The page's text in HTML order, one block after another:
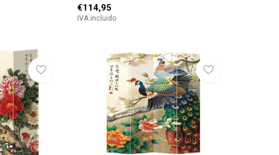
€114,95
IVA incluido